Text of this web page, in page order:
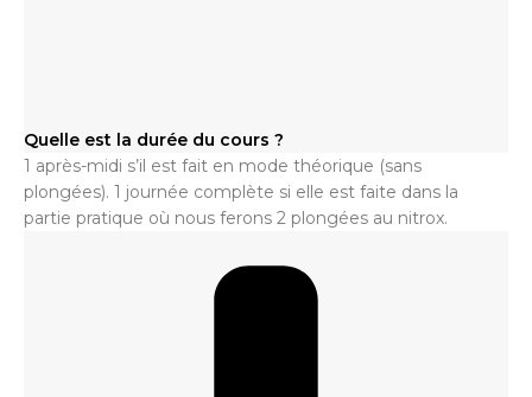
Quelle est la durée du cours ?
1 après-midi s’il est fait en mode théorique (sans
plongées). 1 journée complète si elle est faite dans la
partie pratique où nous ferons 2 plongées au nitrox.